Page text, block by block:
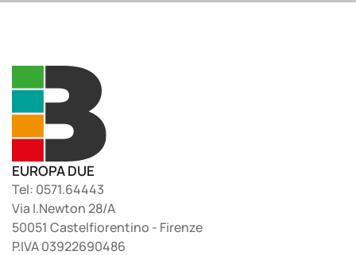
EUROPA DUE
Tel: 0571.64443
Via I.Newton 28/A
50051 Castelfiorentino - Firenze
P.IVA 03922690486